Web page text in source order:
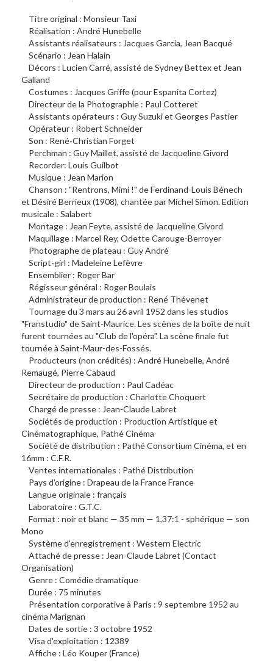
Titre original : Monsieur Taxi
Réalisation : André Hunebelle
Assistants réalisateurs : Jacques Garcia, Jean Bacqué
Scénario : Jean Halain
Décors : Lucien Carré, assisté de Sydney Bettex et Jean
Galland
Costumes : Jacques Griffe (pour Espanita Cortez)
Directeur de la Photographie : Paul Cotteret
Assistants opérateurs : Guy Suzuki et Georges Pastier
Opérateur : Robert Schneider
Son : René-Christian Forget
Perchman : Guy Maillet, assisté de Jacqueline Givord
Recorder: Louis Guilbot
Musique : Jean Marion
Chanson : "Rentrons, Mimi !" de Ferdinand-Louis Bénech
et Désiré Berrieux (1908), chantée par Michel Simon. Edition
musicale : Salabert
Montage : Jean Feyte, assisté de Jacqueline Givord
Maquillage : Marcel Rey, Odette Carouge-Berroyer
Photographe de plateau : Guy André
Script-girl : Madeleine Lefèvre
Ensemblier : Roger Bar
Régisseur général : Roger Boulais
Administrateur de production : René Thévenet
Tournage du 3 mars au 26 avril 1952 dans les studios
"Franstudio" de Saint-Maurice. Les scènes de la boîte de nuit
furent tournées au "Club de l'opéra". La scène finale fut
tournée à Saint-Maur-des-Fossés.
Producteurs (non crédités) : André Hunebelle, André
Remaugé, Pierre Cabaud
Directeur de production : Paul Cadéac
Secrétaire de production : Charlotte Choquert
Chargé de presse : Jean-Claude Labret
Sociétés de production : Production Artistique et
Cinématographique, Pathé Cinéma
Société de distribution : Pathé Consortium Cinéma, et en
16mm : C.F.R.
Ventes internationales : Pathé Distribution
Pays d’origine : Drapeau de la France France
Langue originale : français
Laboratoire : G.T.C.
Format : noir et blanc — 35 mm — 1,37:1 - sphérique — son
Mono
Système d'enregistrement : Western Electric
Attaché de presse : Jean-Claude Labret (Contact
Organisation)
Genre : Comédie dramatique
Durée : 75 minutes
Présentation corporative à Paris : 9 septembre 1952 au
cinéma Marignan
Dates de sortie : 3 octobre 1952
Visa d'exploitation : 12389
Affiche : Léo Kouper (France)